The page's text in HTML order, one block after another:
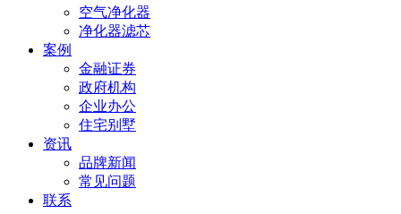
空气净化器
净化器滤芯
案例
金融证券
政府机构
企业办公
住宅别墅
资讯
品牌新闻
常见问题
联系